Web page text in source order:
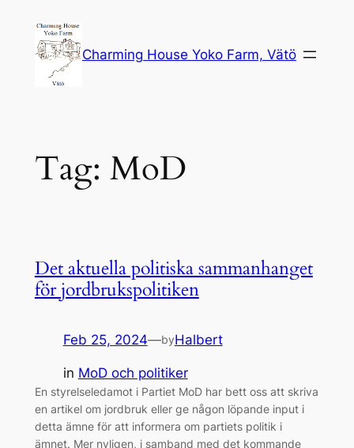
content
Charming House Yoko Farm, Vätö
Tag: MoD
Det aktuella politiska sammanhanget
för jordbrukspolitiken
Feb 25, 2024—byHalbert
in MoD och politiker
En styrelseledamot i Partiet MoD har bett oss att skriva
en artikel om jordbruk eller ge någon löpande input i
detta ämne för att informera om partiets politik i
ämnet. Mer nyligen, i samband med det kommande